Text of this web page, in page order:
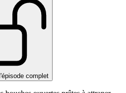
complet